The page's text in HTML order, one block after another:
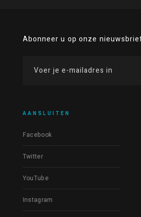
Abonneer u op onze
AANSLUITEN
Facebook
Twitter
YouTube
Instagram